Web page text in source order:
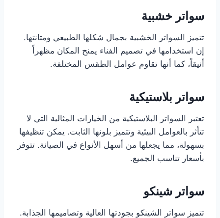
سواتر خشبية
تتميز السواتر الخشبية بجمال شكلها الطبيعي ومتانتها.
إن استخدامها في تصميم الفناء يمنح المكان مظهراً
أنيقاً، كما أنها تقاوم عوامل الطقس المختلفة.
سواتر بلاستيكية
تعتبر السواتر البلاستيكية من الخيارات المثالية التي لا
تتأثر بالعوامل البيئية وتتميز بلونها الثابت. يمكن تنظيفها
بسهولة، مما يجعلها من أسهل الأنواع في الصيانة. تتوفر
بأسعار تناسب الجميع.
سواتر شينكو
تتميز سواتر الشينكو بجودتها العالية وتصاميمها الجذابة.